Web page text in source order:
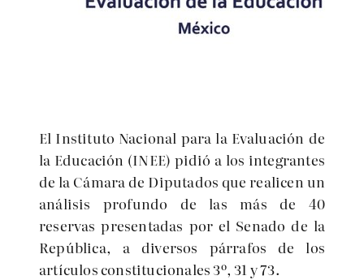
El Instituto Nacional para la Evaluación de
la Educación (INEE) pidió a los integrantes
de la Cámara de Diputados que realicen un
análisis profundo de las más de 40
reservas presentadas por el Senado de la
República, a diversos párrafos de los
artículos constitucionales 3º, 31 y 73.